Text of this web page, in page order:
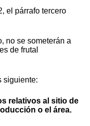
el párrafo tercero
no se someterán a
de frutal
siguiente:
relativos al sitio de
o el área.